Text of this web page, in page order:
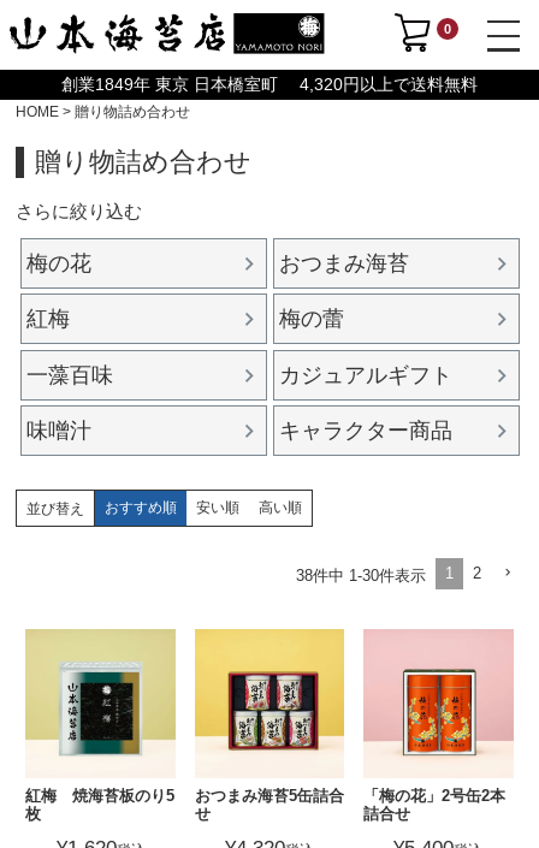
0
創業1849年 東京 日本橋室町 4,320円以上で送料無料
HOME 贈り物詰め合わせ
贈り物詰め合わせ
さらに絞り込む
梅の花 おつまみ海苔
紅梅 梅の蕾
一藻百味 カジュアルギフト
味噌汁 キャラクター商品
並び替え おすすめ順 安い順 高い順
38件中 1-30件表示 1 2
紅梅 焼海苔板のり5
枚
おつまみ海苔5缶詰合
せ
「梅の花」2号缶2本
詰合せ